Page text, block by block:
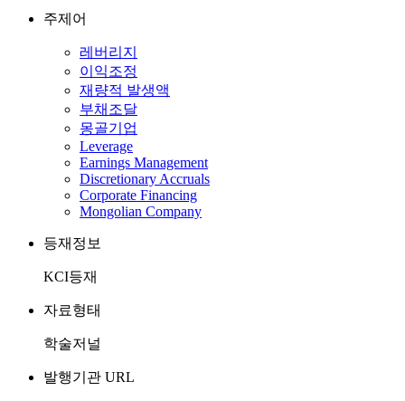
주제어
레버리지
이익조정
재량적 발생액
부채조달
몽골기업
Leverage
Earnings Management
Discretionary Accruals
Corporate Financing
Mongolian Company
등재정보
KCI등재
자료형태
학술저널
발행기관 URL